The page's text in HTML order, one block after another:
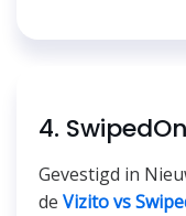
4. SwipedOn
Gevestigd in
de Vizito vs